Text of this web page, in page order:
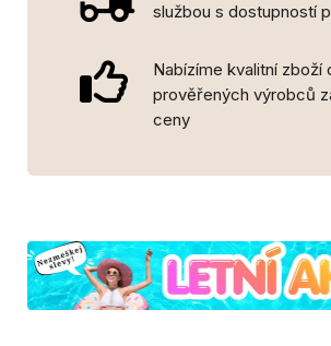
službou s dostupností
Nabízíme kvalitní zboží
prověřených výrobců
ceny